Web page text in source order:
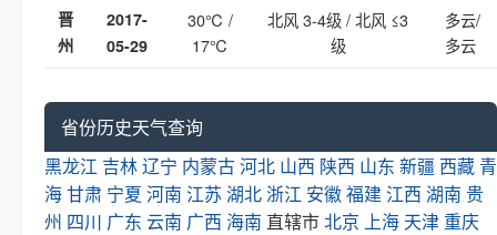
晋
州
2017-
05-29
30℃ /
17℃
北风 3-4级 / 北风 ≤3
级
多云/
多云
省份历史天气查询
黑龙江 吉林辽宁 内蒙古河北 山西 陕西 山东 新疆 西藏 青
海甘肃 宁夏 河南 江苏 湖北 浙江 安徽福建 江西 湖南 贵
州 四川 广东 云南 广西 海南 直辖市北京 上海 天津 重庆